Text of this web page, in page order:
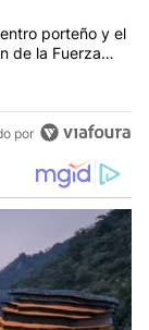
F 16
porteño y el
de la Fuerza
por